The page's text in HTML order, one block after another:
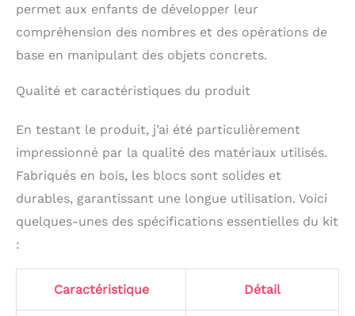
aidant les enfants à
mieux comprendre les
mathématiques Il est
composé de 447 pièces
qualité, contenues dans
robuste, idéale pour
une utilisation en milieu
scolaire où la
manipulation directe
des matériaux peut
enrichir les leçons de
mathématiques
de 447 blocs est
spécialement conçu
permet aux enfants de développer leur
compréhension des nombres et des opérations de
base en manipulant des objets concrets.
Qualité et caractéristiques du produit
En testant le produit, j’ai été particulièrement
impressionné par la qualité des matériaux utilisés.
Fabriqués en bois, les blocs sont solides et
durables, garantissant une longue utilisation. Voici
quelques-unes des spécifications essentielles du kit
:
Caractéristique Détail